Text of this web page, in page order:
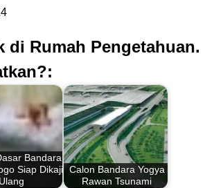
Rumah Pengetahuan.
Bandara
Siap Dikaji
Ulang
Calon Bandara Yogya
Rawan Tsunami